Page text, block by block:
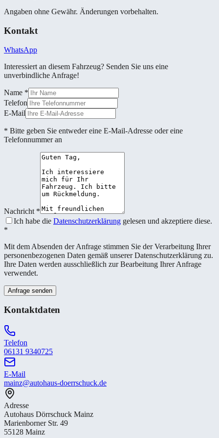
Angaben ohne Gewähr. Änderungen vorbehalten.
Kontakt
WhatsApp
Interessiert an diesem Fahrzeug? Senden Sie uns eine
unverbindliche Anfrage!
Name *
Telefon
E-Mail
* Bitte geben Sie entweder eine E-Mail-Adresse oder eine
Telefonnummer an
Nachricht *
Ich habe die Datenschutzerklärung gelesen und akzeptiere diese.
*
Mit dem Absenden der Anfrage stimmen Sie der Verarbeitung Ihrer
personenbezogenen Daten gemäß unserer Datenschutzerklärung zu.
Ihre Daten werden ausschließlich zur Bearbeitung Ihrer Anfrage
verwendet.
Anfrage senden
Kontaktdaten
Telefon
06131 9340725
E-Mail
mainz@autohaus-doerrschuck.de
Adresse
Autohaus Dörrschuck Mainz
Marienborner Str. 49
55128 Mainz